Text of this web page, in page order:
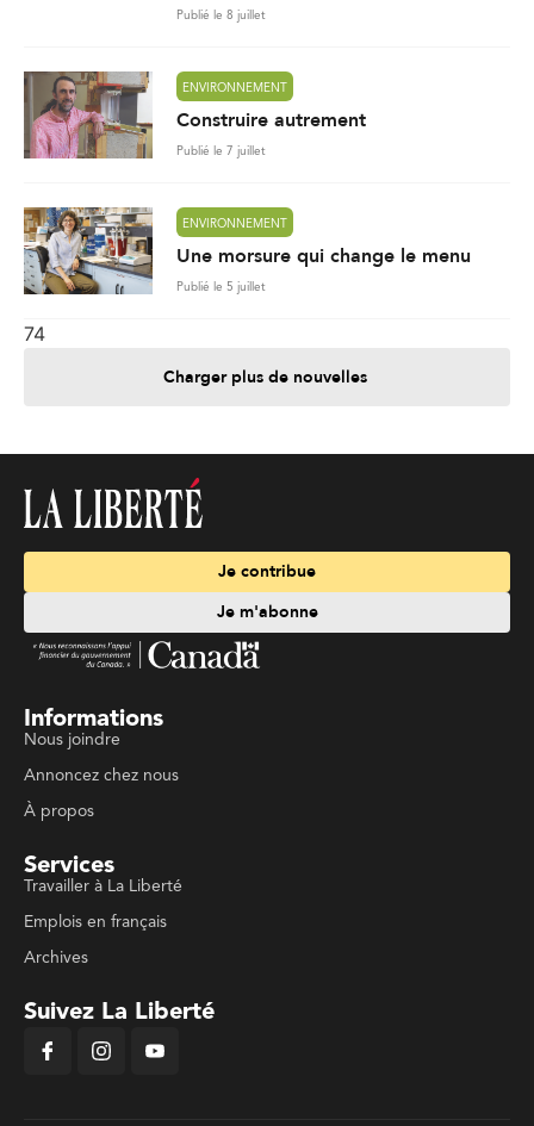
Publié le 8 juillet
ENVIRONNEMENT
Construire autrement
Publié le 7 juillet
ENVIRONNEMENT
Une morsure qui change le menu
Publié le 5 juillet
74
Charger plus de nouvelles
Je contribue
Je m'abonne
Informations
Nous joindre
Annoncez chez nous
À propos
Services
Travailler à La Liberté
Emplois en français
Archives
Suivez La Liberté